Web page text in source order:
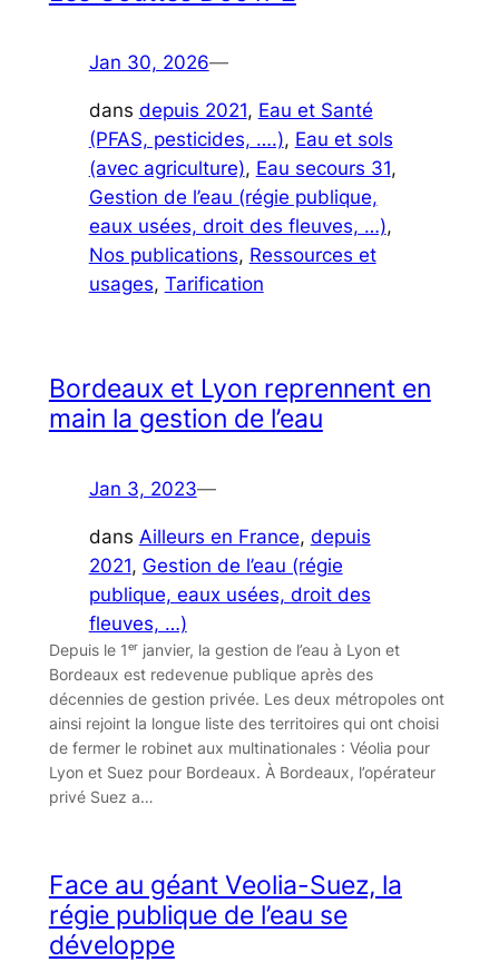
Jan 30, 2026—
dans depuis 2021, Eau et Santé
(PFAS, pesticides, ….), Eau et sols
(avec agriculture), Eau secours 31
Gestion de l’eau (régie publique,
eaux usées, droit des fleuves, …)
Nos publications, Ressources et
usages, Tarification
Bordeaux et Lyon reprennent en
main la gestion de l’eau
Jan 3, 2023—
dans Ailleurs en France, depuis
2021, Gestion de l’eau (régie
publique, eaux usées, droit des
fleuves, …)
Depuis le 1ᵉʳ janvier, la gestion de l’eau à Lyon et
Bordeaux est redevenue publique après des
décennies de gestion privée. Les deux métropoles ont
ainsi rejoint la longue liste des territoires qui ont choisi
de fermer le robinet aux multinationales : Véolia pour
Lyon et Suez pour Bordeaux. À Bordeaux, l’opérateur
privé Suez a…
Face au géant Veolia-Suez, la
régie publique de l’eau se
développe